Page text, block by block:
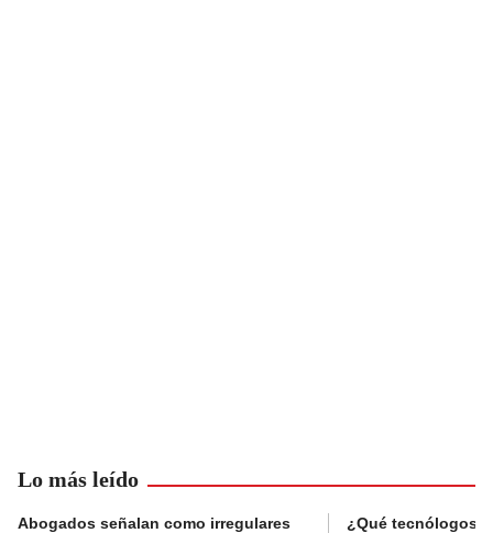
Lo más leído
Abogados señalan como irregulares
¿Qué tecnólogos